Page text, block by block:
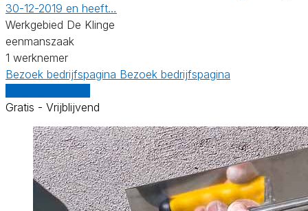
30-12-2019 en heeft…
Werkgebied De Klinge
eenmanszaak
1 werknemer
Bezoek bedrijfspagina Bezoek bedrijfspagina
Gratis - Vrijblijvend